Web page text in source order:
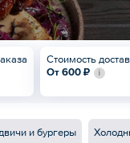
Стоимость
От 600 ₽
и бургеры